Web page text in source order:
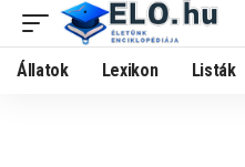
Állatok Lexikon Listák